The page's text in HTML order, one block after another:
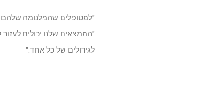
"למטופלים שהמלנומה שלהם
"הממצאים שלנו יכולים
לגידולים של כל אחד."